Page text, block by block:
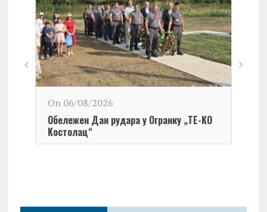
On 06/08/2026
Обележен Дан рудара у Огранку „ТЕ-KО
Kостолац“